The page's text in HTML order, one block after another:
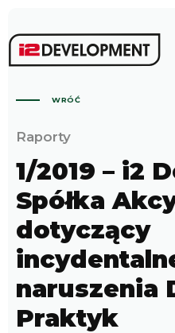
WRÓĆ
Raporty
1/2019 – i2
Spółka
dotyczący
naruszenia
Praktyk